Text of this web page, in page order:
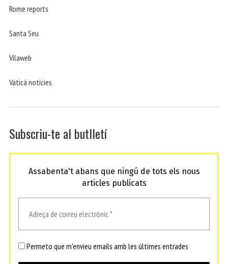
Rome reports
Santa Seu
Vilaweb
Vaticá noticies
Subscriu-te al butlletí
Assabenta't abans que ningú de tots els nous
articles publicats
Permeto que m'envieu emails amb les últimes entrades